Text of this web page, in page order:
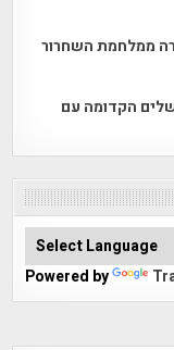
ממלחמת השחרור
הקדומה עם
Powered by